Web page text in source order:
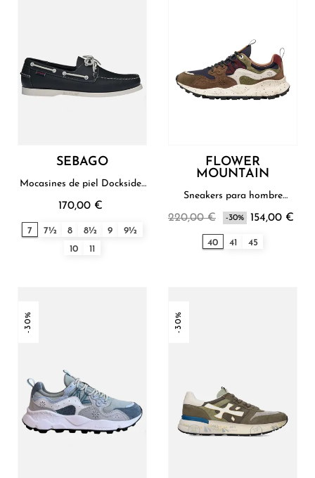
SEBAGO
Mocasines de piel Docksides
170,00 €
7 7½ 8 8½ 9
9½
10
11
FLOWER
MOUNTAIN
Sneakers para hombre
220,00 € -30% 154,00 €
40 41 45
-30% -30%